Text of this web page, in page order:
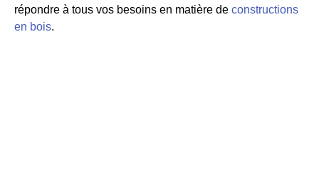
répondre à tous vos besoins en matière de constructions
en bois.